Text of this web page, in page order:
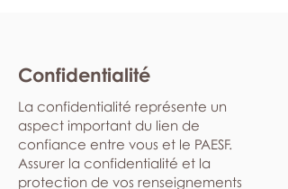
Confidentialité
La confidentialité représente un
aspect important du lien de
confiance entre vous et le PAESF.
Assurer la confidentialité et la
protection de vos renseignements